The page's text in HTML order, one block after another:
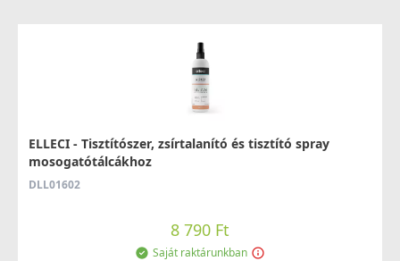
ELLECI - Tisztítószer, zsírtalanító és tisztító spray
mosogatótálcákhoz
DLL01602
8 790 Ft
Saját raktárunkban